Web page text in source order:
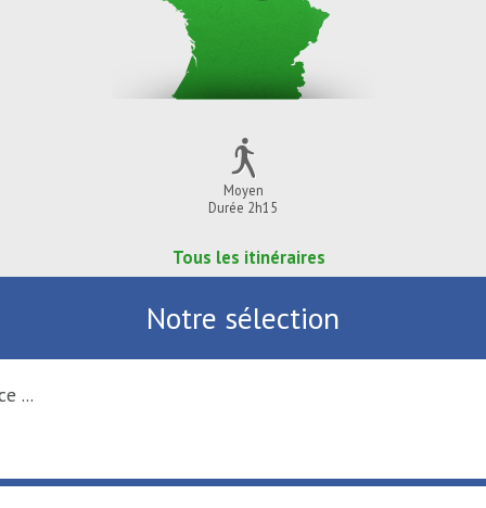
Moyen
Durée 2h15
Tous les itinéraires
Notre sélection
...